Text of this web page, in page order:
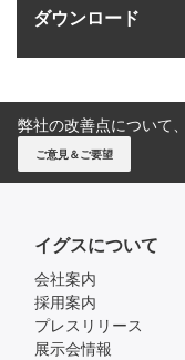
ダウンロード
弊社の改善点について
ご意見＆ご要望
イグスについて
会社案内
採用案内
プレスリリース
展示会情報